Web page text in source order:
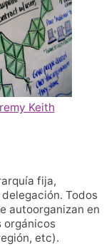
Keith
fija,
Todos
autoorganizan en
orgánicos
etc).